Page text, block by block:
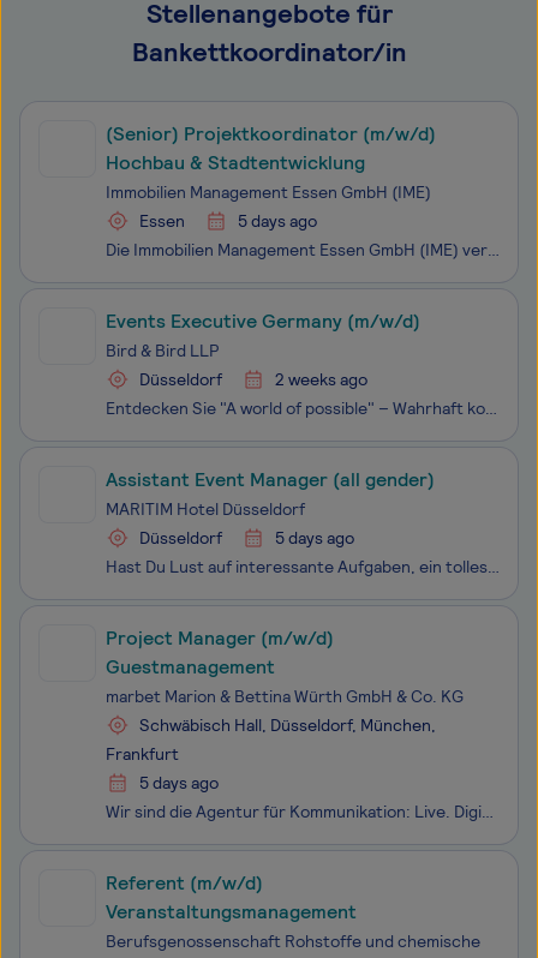
Stellenangebote für
Bankettkoordinator/in
(Senior) Projektkoordinator (m/w/d)
Hochbau & Stadtentwicklung
Immobilien Management Essen GmbH (IME)
Essen
5 days ago
Die Immobilien Management Essen GmbH (IME) vereint als strategische Steuerungseinheit und Konzernmutter ihre operativen Einheiten, die Allbau-Unternehmensgruppe und die GVE Grundstücksverwaltung Stadt Essen GmbH mit ihren Beteiligungsgesellschaften, zu dem Immobilienkompetenzzentrum der Stadt Essen.
Events Executive Germany (m/w/d)
Bird & Bird LLP
Düsseldorf
2 weeks ago
Entdecken Sie "A world of possible" – Wahrhaft kollegial, super neugierig, rundum respektvoll. Teamwork macht uns stark und Vielseitigkeit kreativ. Wir streben nach Exzellenz, begrüßen Herausforderungen und entwickeln gemeinsam innovative Lösungen, die unser Wachstum vorantreiben. Wir sind Bird &
Assistant Event Manager (all gender)
MARITIM Hotel Düsseldorf
Düsseldorf
5 days ago
Hast Du Lust auf interessante Aufgaben, ein tolles Team und gute Bezahlung? Dann bewirb Dich jetzt, denn wir setzen Deine Stärken und fachlichen Qualifikationen ins Rampenlicht. Bei den Maritim Hotels erwarten Dich eine unternehmenseigene Weiterbildungsakademie, viele Aufstiegsmöglichkeiten und eine
Project Manager (m/w/d)
Guestmanagement
marbet Marion & Bettina Würth GmbH & Co. KG
Schwäbisch Hall, Düsseldorf, München,
Frankfurt
5 days ago
Wir sind die Agentur für Kommunikation: Live. Digital. Hybrid. Wir bei marbet konzipieren, planen und realisieren seit über 25 Jahren Events und Live-Kampagnen für große Marken, den Mittelstand und Konzerne. Die beiden Powerfrauen und Schwestern Marion und Bettina Würth gründeten 1996 gemeinsam die
Referent (m/w/d)
Veranstaltungsmanagement
Berufsgenossenschaft Rohstoffe und chemische